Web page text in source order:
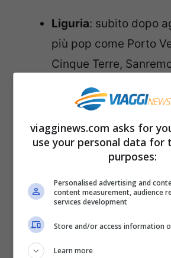
Liguria: subito dopo
più pop come Porto
Cinque Terre,
svuotarsi. Potrete
godere ancora di un
e di lunghi bagni
belle della zona.
Puglia, Sicilia e
manciata di
trittico del sud Italia.
settembre le
po’, le città si
viagginews.com asks for
use your personal data for
purposes:
Personalised advertising and
content measurement, audience
services development
Store and/or access information
Learn more